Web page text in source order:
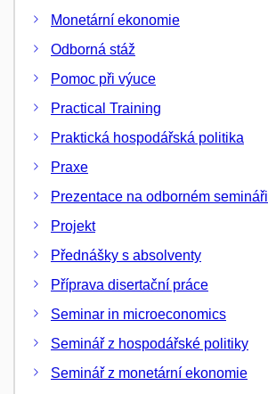
Monetární ekonomie
Odborná stáž
Pomoc při výuce
Practical Training
Praktická hospodářská politika
Praxe
Prezentace na odborném semináři
Projekt
Přednášky s absolventy
Příprava disertační práce
Seminar in microeconomics
Seminář z hospodářské politiky
Seminář z monetární ekonomie